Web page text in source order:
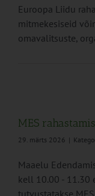
Euroopa Liidu
mitmekesiseid
omavalitsuste,
MES
29. märts 2026 |
Maaelu
kell 10.00 - 11.30